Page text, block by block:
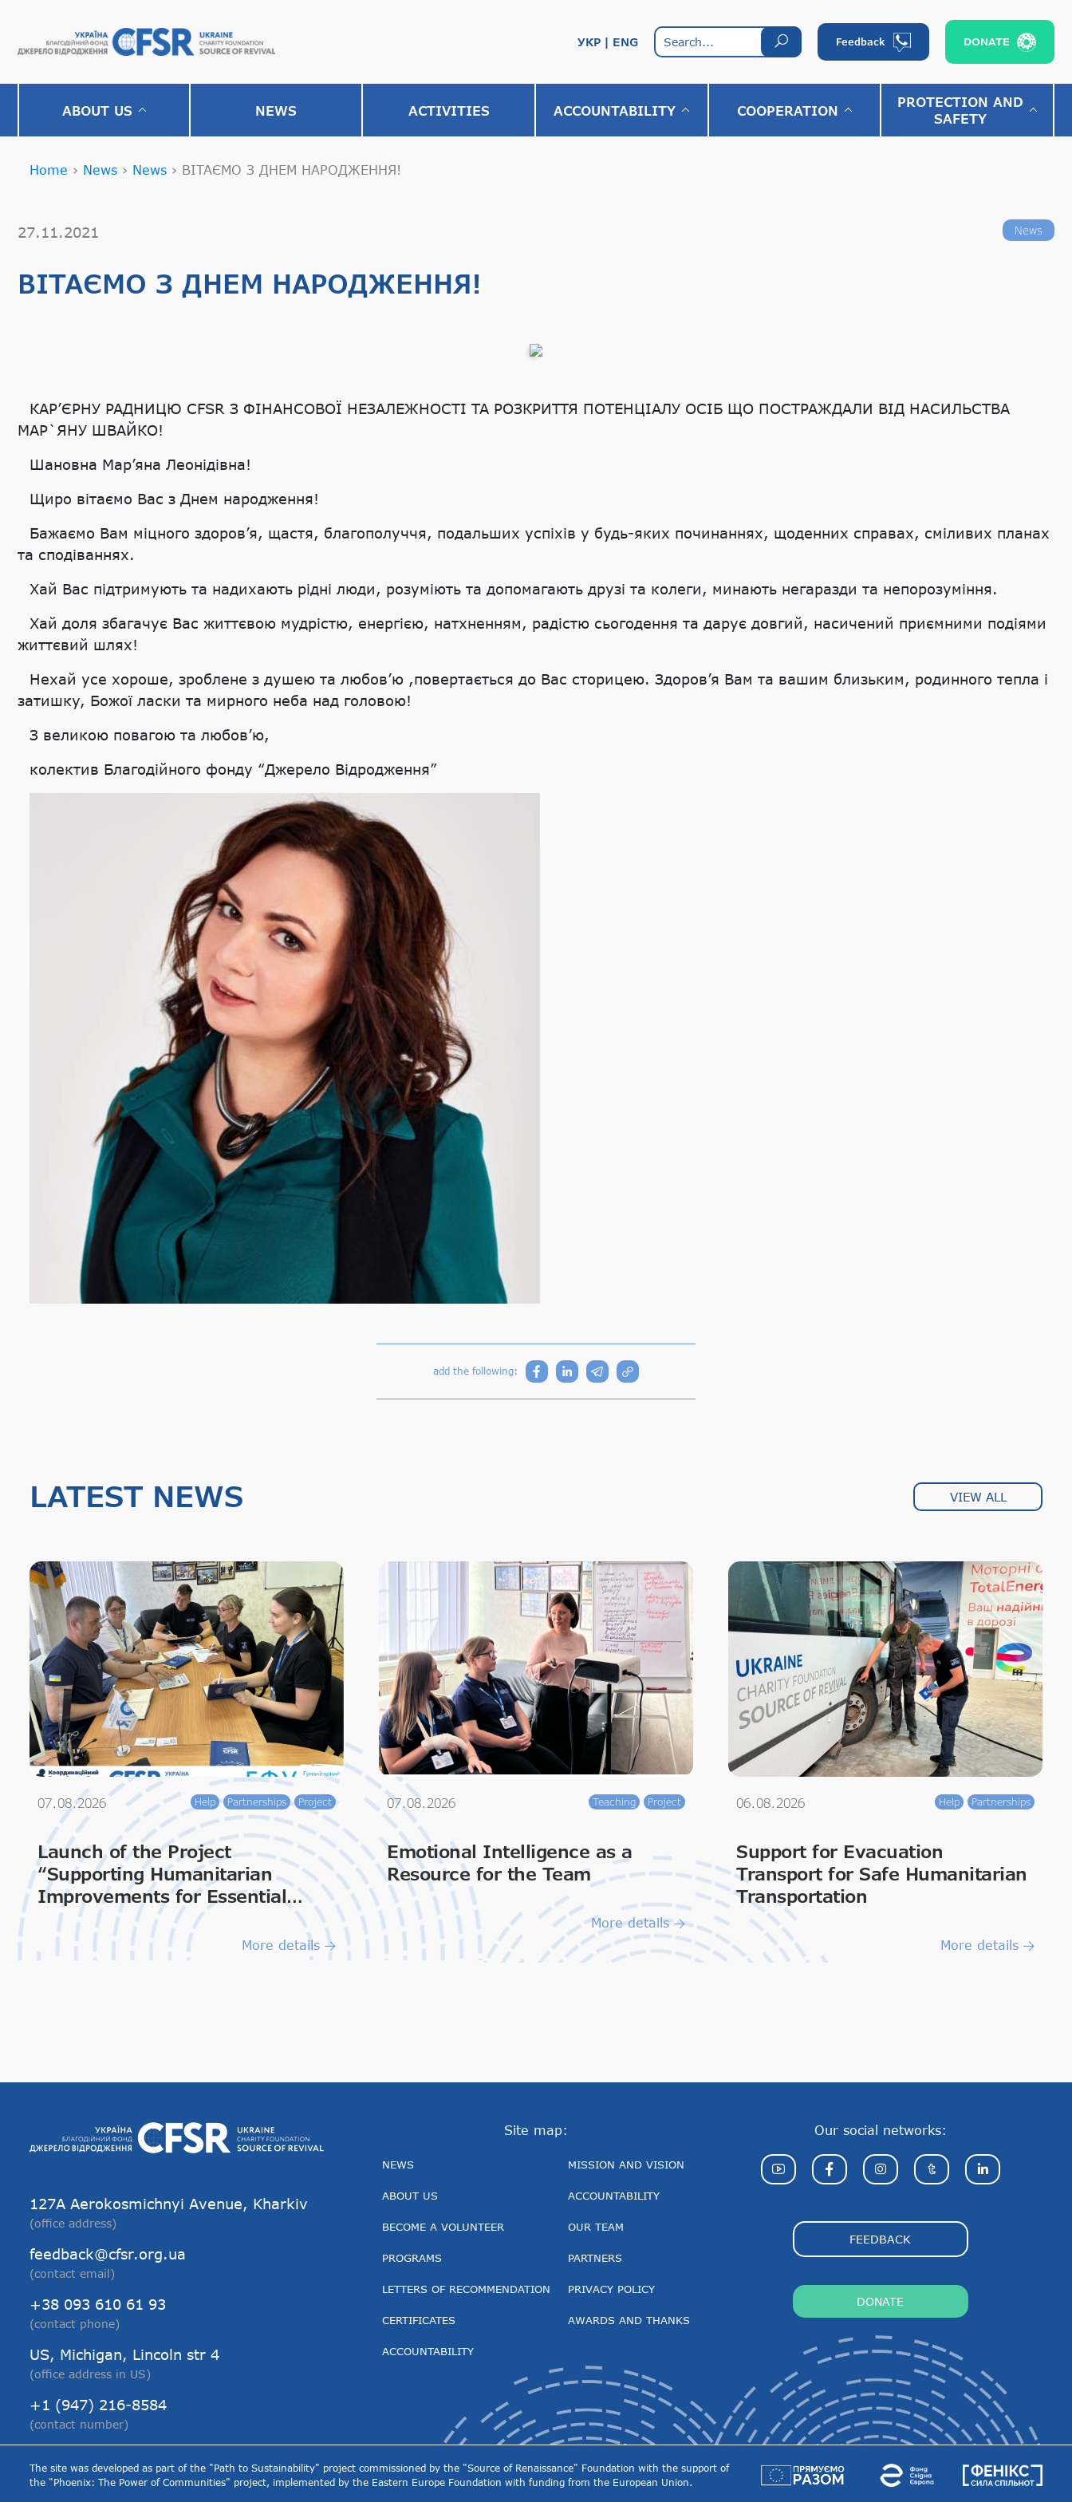
УКР ENG Feedback DONATE
ABOUT US NEWS АCTIVITIES ACCOUNTABILITY COOPERATION
PROTECTION AND
SAFETY
Home › News › News › ВІТАЄМО З ДНЕМ НАРОДЖЕННЯ!
27.11.2021 News
ВІТАЄМО З ДНЕМ НАРОДЖЕННЯ!
КАР’ЄРНУ РАДНИЦЮ CFSR З ФІНАНСОВОЇ НЕЗАЛЕЖНОСТІ ТА РОЗКРИТТЯ ПОТЕНЦІАЛУ ОСІБ ЩО ПОСТРАЖДАЛИ ВІД НАСИЛЬСТВА
МАР`ЯНУ ШВАЙКО!
Шановна Мар’яна Леонідівна!
Щиро вітаємо Вас з Днем народження!
Бажаємо Вам міцного здоров’я, щастя, благополуччя, подальших успіхів у будь-яких починаннях, щоденних справах, сміливих планах
та сподіваннях.
Хай Вас підтримують та надихають рідні люди, розуміють та допомагають друзі та колеги, минають негаразди та непорозуміння.
Хай доля збагачує Вас життєвою мудрістю, енергією, натхненням, радістю сьогодення та дарує довгий, насичений приємними подіями
життєвий шлях!
Нехай усе хороше, зроблене з душею та любов’ю ,повертається до Вас сторицею. Здоров’я Вам та вашим близьким, родинного тепла і
затишку, Божої ласки та мирного неба над головою!
З великою повагою та любов’ю,
колектив Благодійного фонду “Джерело Відродження”
add the following:
LATEST NEWS VIEW ALL
07.08.2026 Help Partnerships Project
Launch of the Project
“Supporting Humanitarian
Improvements for Essential
Living & Dignity”
More details
07.08.2026 Teaching Project
Emotional Intelligence as a
Resource for the Team
More details
06.08.2026 Help Partnerships
Support for Evacuation
Transport for Safe Humanitarian
Transportation
More details
127А Aerokosmichnyi Avenue, Kharkiv
(office address)
feedback@cfsr.org.ua
(contact email)
+38 093 610 61 93
(contact phone)
US, Michigan, Lincoln str 4
(office address in US)
+1 (947) 216-8584
(contact number)
Site map:
NEWS
ABOUT US
BECOME A VOLUNTEER
PROGRAMS
LETTERS OF RECOMMENDATION
CERTIFICATES
ACCOUNTABILITY
MISSION AND VISION
ACCOUNTABILITY
OUR TEAM
PARTNERS
PRIVACY POLICY
AWARDS AND THANKS
Our social networks:
FEEDBACK
DONATE
The site was developed as part of the "Path to Sustainability" project commissioned by the "Source of Renaissance" Foundation with the support of
the "Phoenix: The Power of Communities" project, implemented by the Eastern Europe Foundation with funding from the European Union.